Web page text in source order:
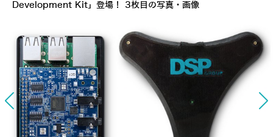
Development Kit」登場！ 3枚目の写真・画像